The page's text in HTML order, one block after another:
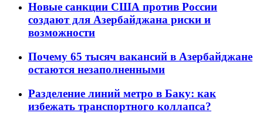
Новые санкции США против России
создают для Азербайджана риски и
возможности
Почему 65 тысяч вакансий в Азербайджане
остаются незаполненными
Разделение линий метро в Баку: как
избежать транспортного коллапса?